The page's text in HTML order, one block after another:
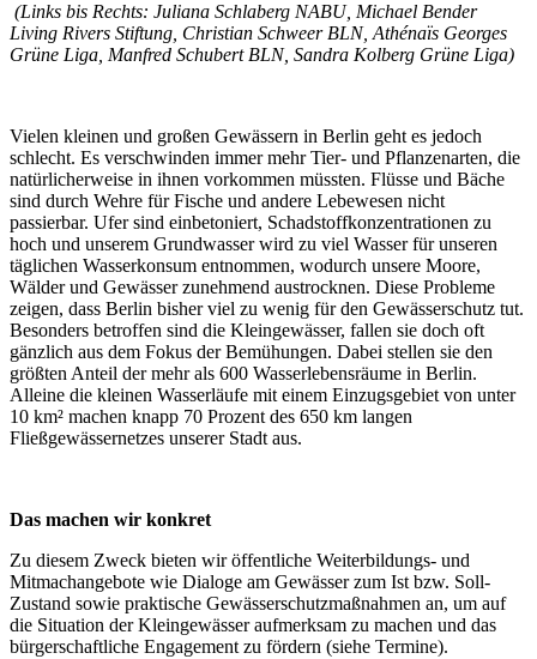
(Links bis Rechts: Juliana Schlaberg NABU, Michael Bender
Living Rivers Stiftung, Christian Schweer BLN, Athénaïs Georges
Grüne Liga, Manfred Schubert BLN, Sandra Kolberg Grüne Liga)
Vielen kleinen und großen Gewässern in Berlin geht es jedoch
schlecht. Es verschwinden immer mehr Tier- und Pflanzenarten, die
natürlicherweise in ihnen vorkommen müssten. Flüsse und Bäche
sind durch Wehre für Fische und andere Lebewesen nicht
passierbar. Ufer sind einbetoniert, Schadstoffkonzentrationen zu
hoch und unserem Grundwasser wird zu viel Wasser für unseren
täglichen Wasserkonsum entnommen, wodurch unsere Moore,
Wälder und Gewässer zunehmend austrocknen. Diese Probleme
zeigen, dass Berlin bisher viel zu wenig für den Gewässerschutz tut.
Besonders betroffen sind die Kleingewässer, fallen sie doch oft
gänzlich aus dem Fokus der Bemühungen. Dabei stellen sie den
größten Anteil der mehr als 600 Wasserlebensräume in Berlin.
Alleine die kleinen Wasserläufe mit einem Einzugsgebiet von unter
10 km² machen knapp 70 Prozent des 650 km langen
Fließgewässernetzes unserer Stadt aus.
Das machen wir konkret
Zu diesem Zweck bieten wir öffentliche Weiterbildungs- und
Mitmachangebote wie Dialoge am Gewässer zum Ist bzw. Soll-
Zustand sowie praktische Gewässerschutzmaßnahmen an, um auf
die Situation der Kleingewässer aufmerksam zu machen und das
bürgerschaftliche Engagement zu fördern (siehe Termine).